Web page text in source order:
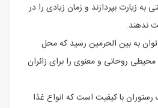
به زیارت بپردازند و زمان زیادی را در
ندهند.
به بین ‌الحرمین رسید که محل
روحانی و معنوی را برای زائران
با کیفیت است که انواع غذا